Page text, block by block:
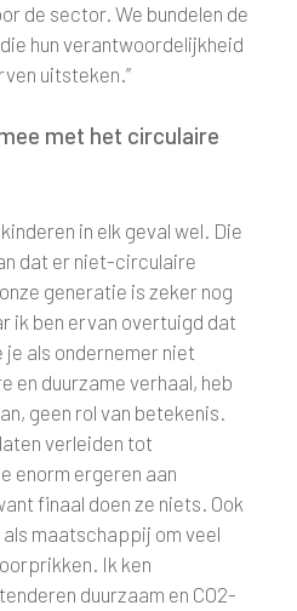
de sector. We bundelen de
hun verantwoordelijkheid
uitsteken.”
met het circulaire
in elk geval wel. Die
dat er niet-circulaire
generatie is zeker nog
ik ben ervan overtuigd dat
je als ondernemer niet
en duurzame verhaal, heb
geen rol van betekenis.
verleiden tot
enorm ergeren aan
finaal doen ze niets. Ook
maatschappij om veel
Ik ken
duurzaam en CO2-